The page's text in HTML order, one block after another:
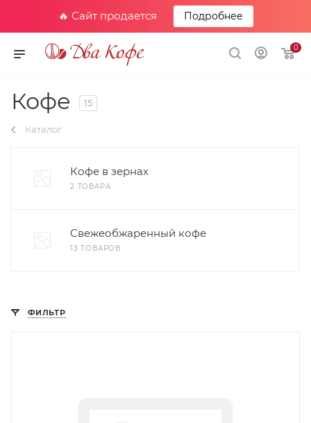
🔥 Сайт продается Подробнее
0
Кофе 15
Каталог
Кофе в зернах
2 ТОВАРА
Свежеобжаренный кофе
13 ТОВАРОВ
ФИЛЬТР